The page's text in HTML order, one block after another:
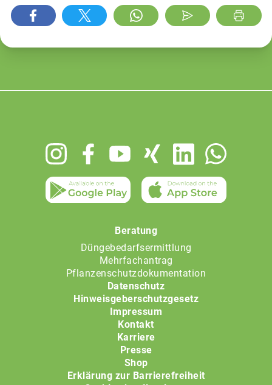
Beratung
Düngebedarfsermittlung
Mehrfachantrag
Pflanzenschutzdokumentation
Datenschutz
Hinweisgeberschutzgesetz
Impressum
Kontakt
Karriere
Presse
Shop
Erklärung zur Barrierefreiheit